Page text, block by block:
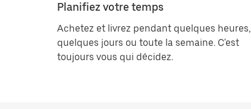
Planifiez votre temps
Achetez et livrez pendant quelques heures,
quelques jours ou toute la semaine. C'est
toujours vous qui décidez.